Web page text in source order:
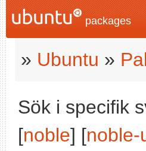
packages
» Ubuntu »
Sök i specifik
[noble] [noble-